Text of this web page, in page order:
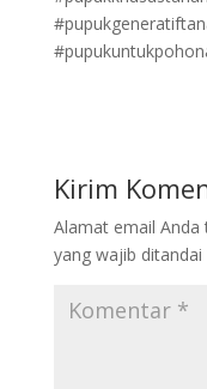
Kirim
Alamat email Anda
yang wajib ditandai